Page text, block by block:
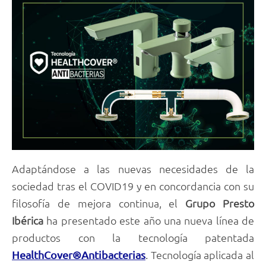
Adaptándose a las nuevas necesidades de la
sociedad tras el COVID19 y en concordancia con su
filosofía de mejora continua, el Grupo Presto
Ibérica ha presentado este año una nueva línea de
productos con la tecnología patentada
HealthCover®Antibacterias. Tecnología aplicada al